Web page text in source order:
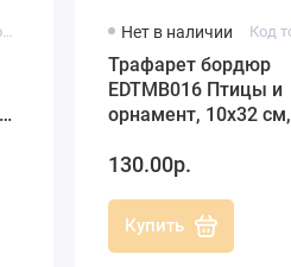
Код товара: EDTMB012 Нет в наличии
Трафарет бордюр
EDTMB016 Птицы и
орнамент, 10х32 см,
130.00р.
Купить